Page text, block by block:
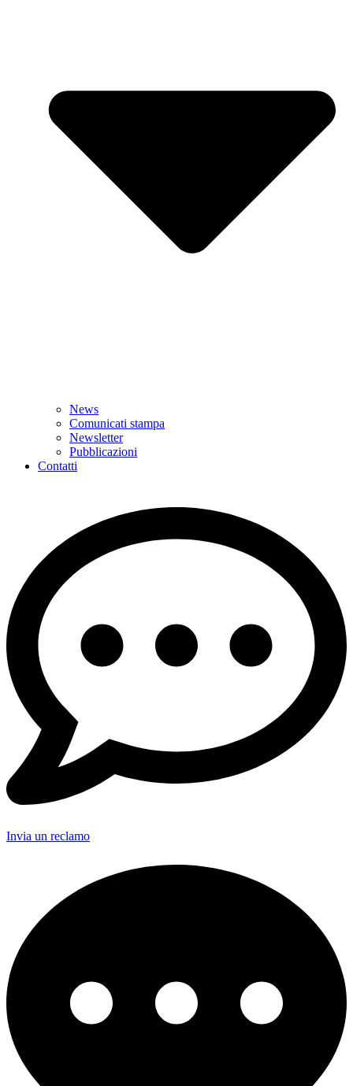
News
Comunicati stampa
Newsletter
Pubblicazioni
Contatti
Invia un reclamo